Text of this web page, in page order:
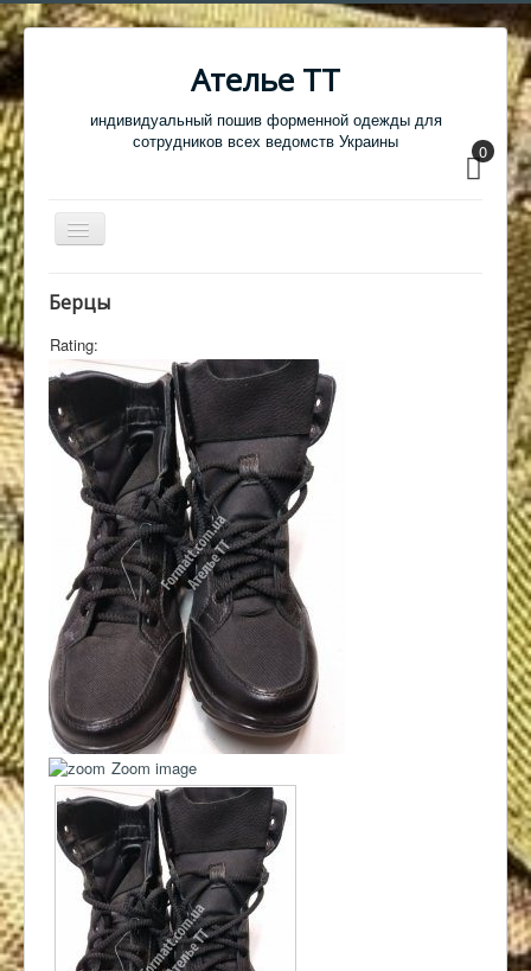
Ателье ТТ
индивидуальный пошив форменной одежды для
сотрудников всех ведомств Украины
0
Перемикач
навігації
Обувь
Атрибутика
Головные уборы
Образцы тканей
Кабинет
Контакты
Берцы
Rating:
Zoom image